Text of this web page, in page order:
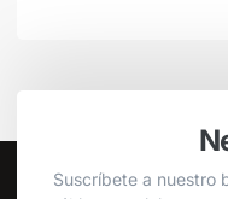
Suscríbete a nuestro